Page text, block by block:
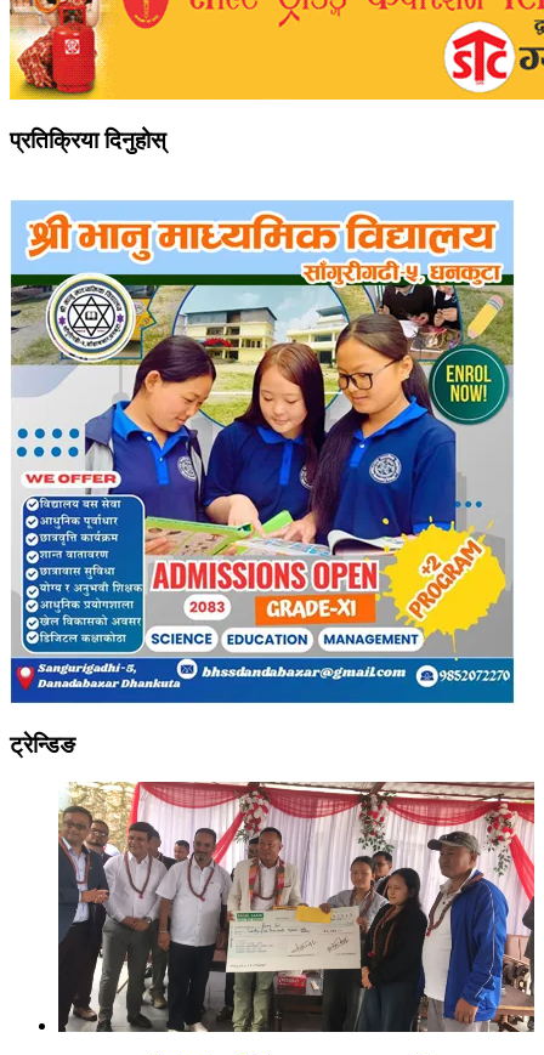
प्रतिक्रिया दिनुहोस्
ट्रेन्डिङ